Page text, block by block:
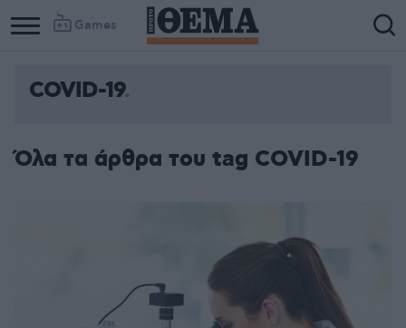
Games
Column
Column
COVID-19
Όλα τα άρθρα του tag COVID-19